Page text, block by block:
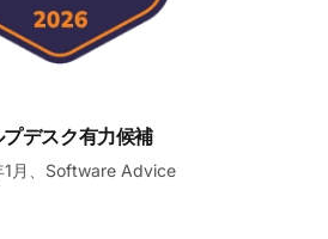
デスク有力候補
月、Software Advice